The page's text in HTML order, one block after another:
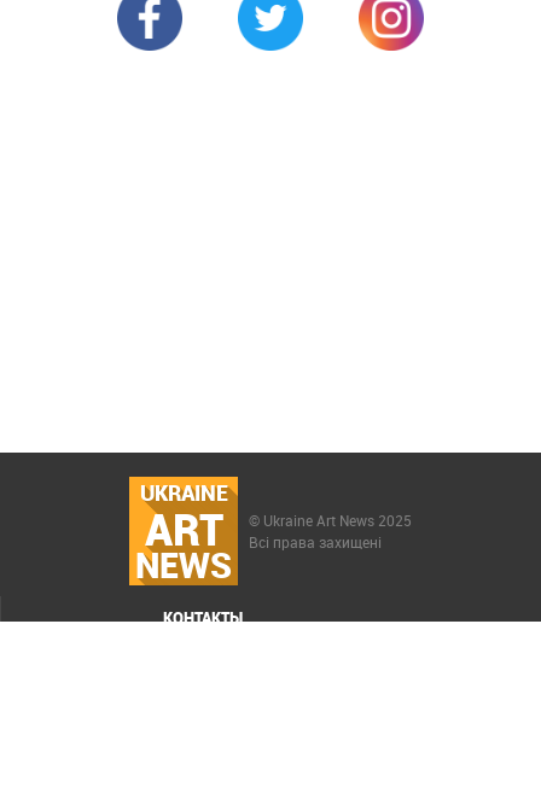
UKRAINE
ART
NEWS
© Ukraine Art News 2025
Всі права захищені
КОНТАКТЫ